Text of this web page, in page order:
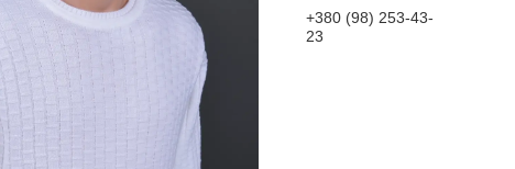
+380 (98) 253-43-
23